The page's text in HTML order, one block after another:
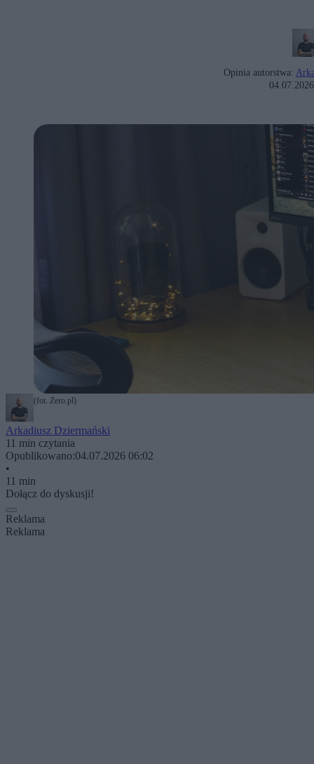
Opinia autorstwa:
04.07.2026
(fot. Zero.pl)
Arkadiusz Dziermański
11 min czytania
Opublikowano:04.07.2026 06:02
•
11 min
Dołącz do dyskusji!
Reklama
Reklama